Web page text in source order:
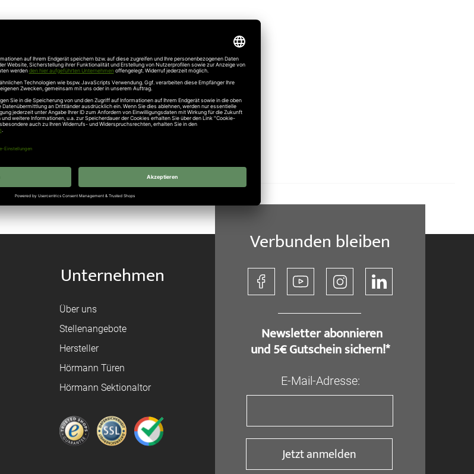
Multi-Bit Fernsteuerung 868 MHz (integrierter Funkempfänger)
mit Multi-Bit Fernsteuerung 868 MHz (integrierter Funkempfänger)
Unternehmen
Über uns
Stellenangebote
Hersteller
Hörmann Türen
Hörmann Sektionaltor
Verbunden bleiben
​ Newsletter abonnieren
und 5€ Gutschein sichern!*
E-Mail-Adresse:
Jetzt anmelden